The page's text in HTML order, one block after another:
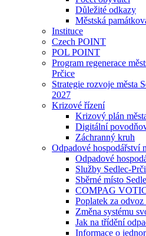
Důležité odkazy
Městská
Instituce
Czech POINT
POL POINT
Program regenerace
Prčice
Strategie rozvoje města
2027
Krizové řízení
Krizový plán
Digitální
Záchranný kruh
Odpadové hospodářství
Odpadové
Služby Sedlec-
Sběrné místo
COMPAG
Poplatek za odvoz
Změna systému
Jak na třídění
Informace o